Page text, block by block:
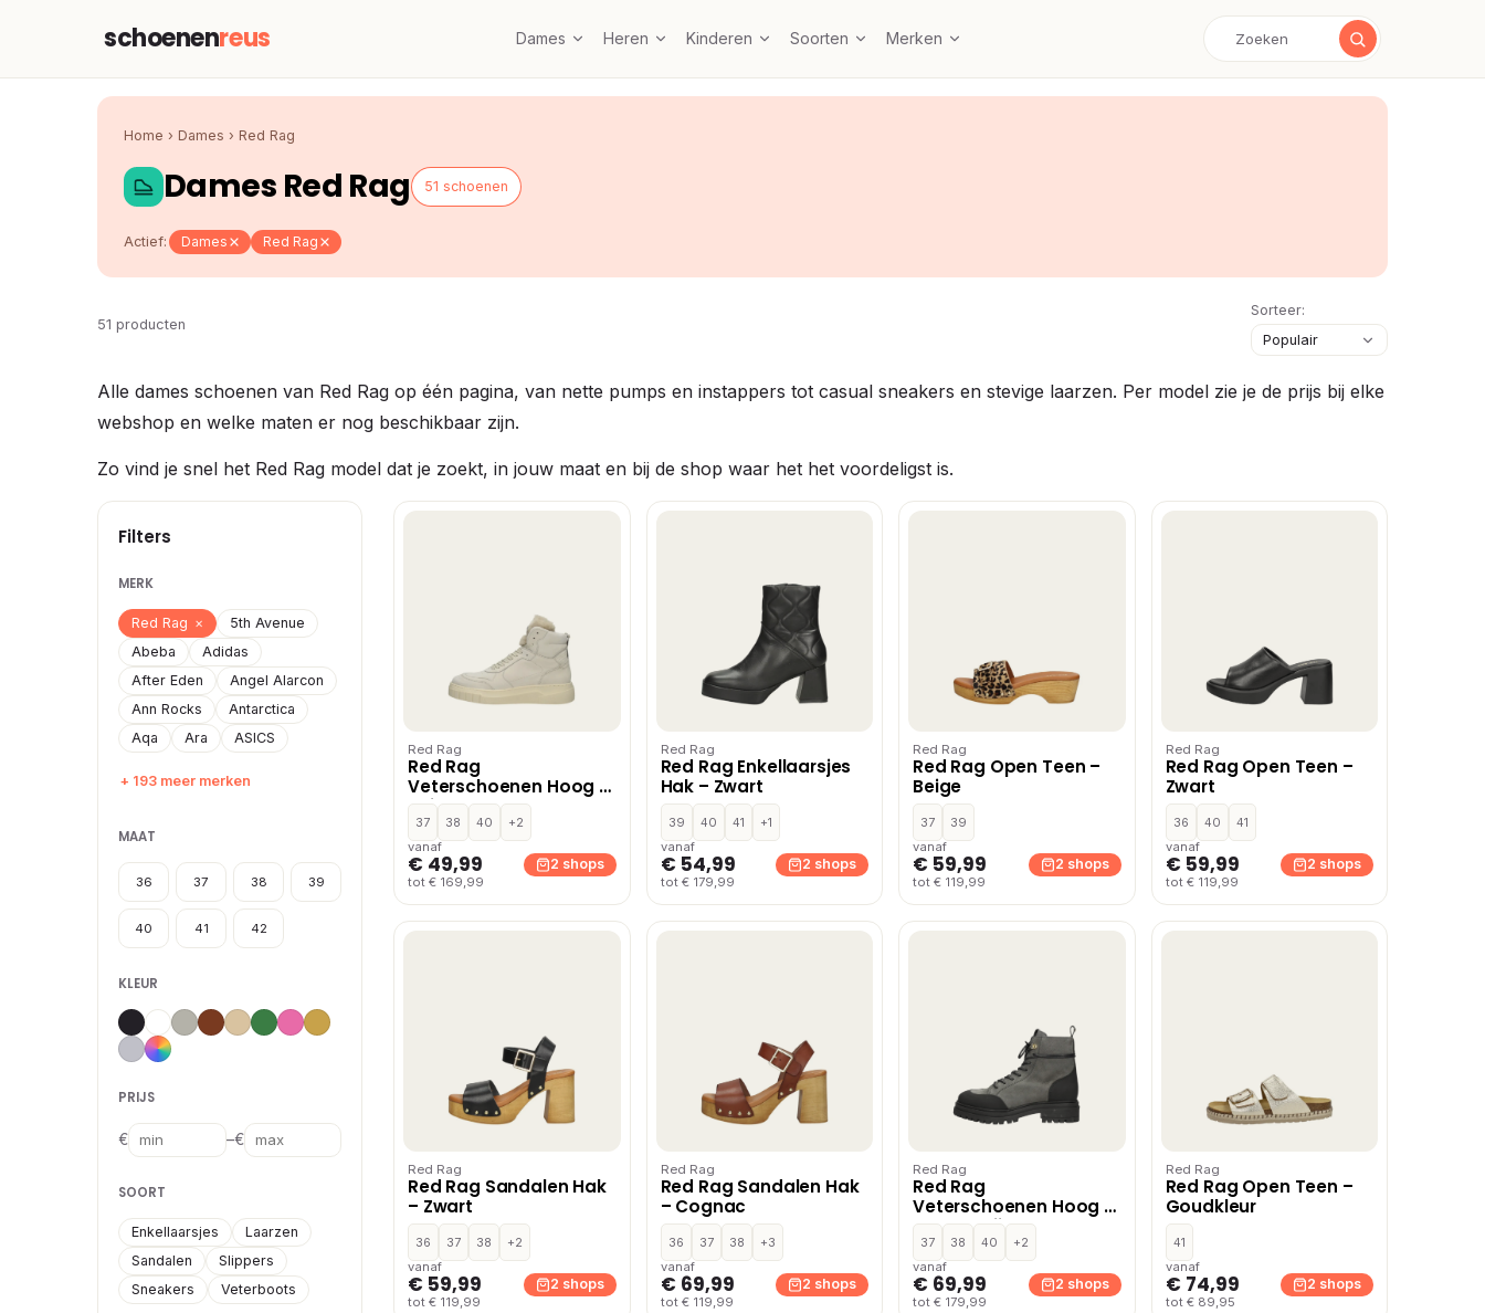
schoenenreus Dames Heren Kinderen Soorten Merken
Home › Dames › Red Rag
Dames Red Rag 51 schoenen
Actief: Dames Red Rag
51 producten
Sorteer:
Alle dames schoenen van Red Rag op één pagina, van nette pumps en instappers tot casual sneakers en stevige laarzen. Per model zie je de prijs bij elke
webshop en welke maten er nog beschikbaar zijn.
Zo vind je snel het Red Rag model dat je zoekt, in jouw maat en bij de shop waar het het voordeligst is.
Filters
MERK
Red Rag ×
5th Avenue
Abeba
Adidas
After Eden
Angel Alarcon
Ann Rocks
Antarctica
Aqa
Ara ASICS
+ 193 meer merken
MAAT
36 37 38 39
40 41 42
KLEUR
PRIJS
€ –€
SOORT
Enkellaarsjes
Laarzen
Sandalen
Slippers
Sneakers
Veterboots
Red Rag
Red Rag
Veterschoenen Hoog –
Beige
37 38 40
+2
vanaf
€ 49,99
tot € 169,99
2 shops
Red Rag
Red Rag Enkellaarsjes
Hak – Zwart
39 40 41
+1
vanaf
€ 54,99
tot € 179,99
2 shops
Red Rag
Red Rag Open Teen –
Beige
37
39
vanaf
€ 59,99
tot € 119,99
2 shops
Red Rag
Red Rag Open Teen –
Zwart
36 40
41
vanaf
€ 59,99
tot € 119,99
2 shops
Red Rag
Red Rag Sandalen Hak
– Zwart
36 37 38
+2
vanaf
€ 59,99
tot € 119,99
2 shops
Red Rag
Red Rag Sandalen Hak
– Cognac
36 37 38
+3
vanaf
€ 69,99
tot € 119,99
2 shops
Red Rag
Red Rag
Veterschoenen Hoog –
Donkergrijs
37 38 40
+2
vanaf
€ 69,99
tot € 179,99
2 shops
Red Rag
Red Rag Open Teen –
Goudkleur
41
vanaf
€ 74,99
tot € 89,95
2 shops